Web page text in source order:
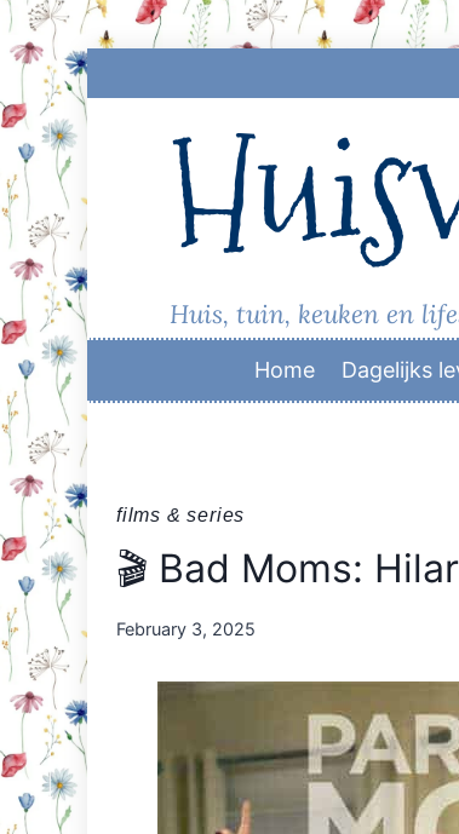
Skip
to
Huis, tuin, keuken en
Home Dagelijks
films & series
🎬 Bad Moms:
By
Orriëns
February 3, 2025